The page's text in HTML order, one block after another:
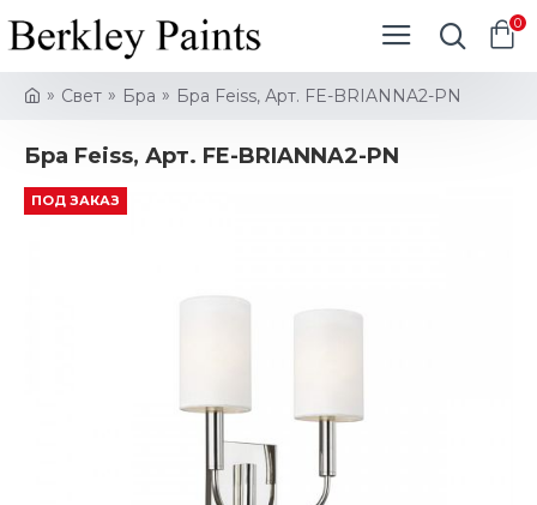
0
Свет Бра Бра Feiss, Арт. FE-BRIANNA2-PN
Бра Feiss, Арт. FE-BRIANNA2-PN
ПОД ЗАКАЗ